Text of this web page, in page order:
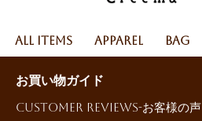
All Items Apparel Bag
お買い物ガイド
Customer reviews-お客様の声